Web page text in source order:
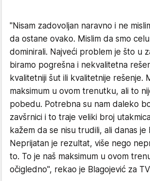
"Nisam zadovoljan naravno i ne
da ostane ovako. Mislim da smo
dominirali. Najveći problem je što u
biramo pogrešna i nekvalitetna
kvalitetniji šut ili kvalitetnije rešenje.
maksimum u ovom trenutku, ali to
pobedu. Potrebna su nam daleko
zavšrnici i to traje veliki broj
kažem da se nisu trudili, ali danas je
Neprijatan je rezultat, više nego
to. To je naš maksimum u ovom
očigledno", rekao je Blagojević za